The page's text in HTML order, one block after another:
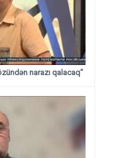
narazı qalacaq"